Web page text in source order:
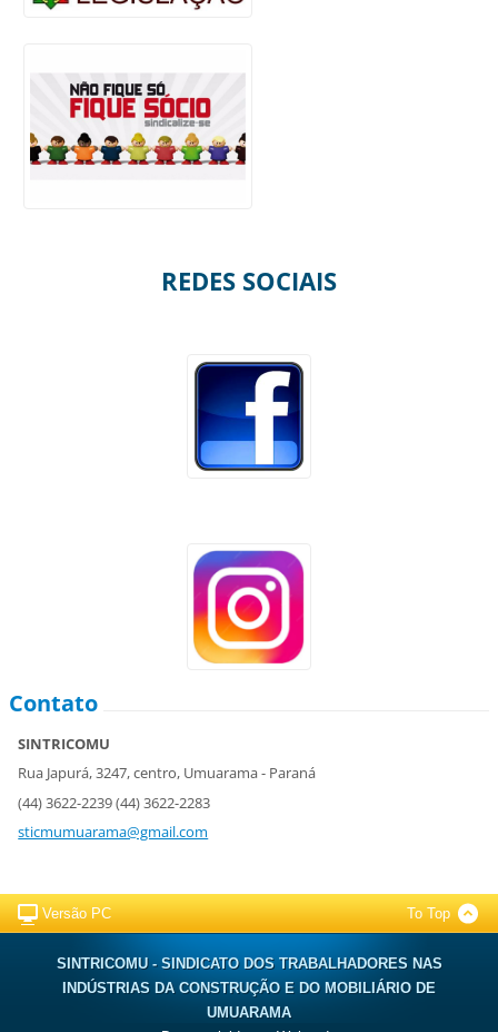
REDES SOCIAIS
Contato
SINTRICOMU
Rua Japurá, 3247, centro, Umuarama - Paraná
(44) 3622-2239 (44) 3622-2283
sticmumuarama@gmail.com
Versão PC To Top
SINTRICOMU - SINDICATO DOS TRABALHADORES NAS
INDÚSTRIAS DA CONSTRUÇÃO E DO MOBILIÁRIO DE
UMUARAMA